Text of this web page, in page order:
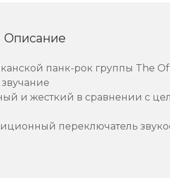
Описание
панк-рок группы The
и жесткий в сравнении с
переключатель